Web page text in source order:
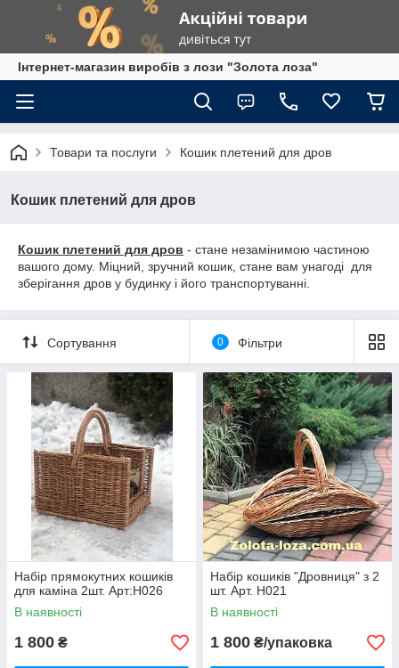
Інтернет-магазин виробів з лози "Золота лоза"
Товари та послуги Кошик плетений для дров
Кошик плетений для дров
Кошик плетений для дров - стане незамінимою частиною
вашого дому. Міцний, зручний кошик, стане вам унагоді для
зберігання дров у будинку і його транспортуванні.
Сортування 0 Фільтри
Набір прямокутних кошиків
для каміна 2шт. Арт:Н026
В наявності
1 800 ₴
Набір кошиків "Дровниця" з 2
шт. Арт. Н021
В наявності
1 800 ₴/упаковка